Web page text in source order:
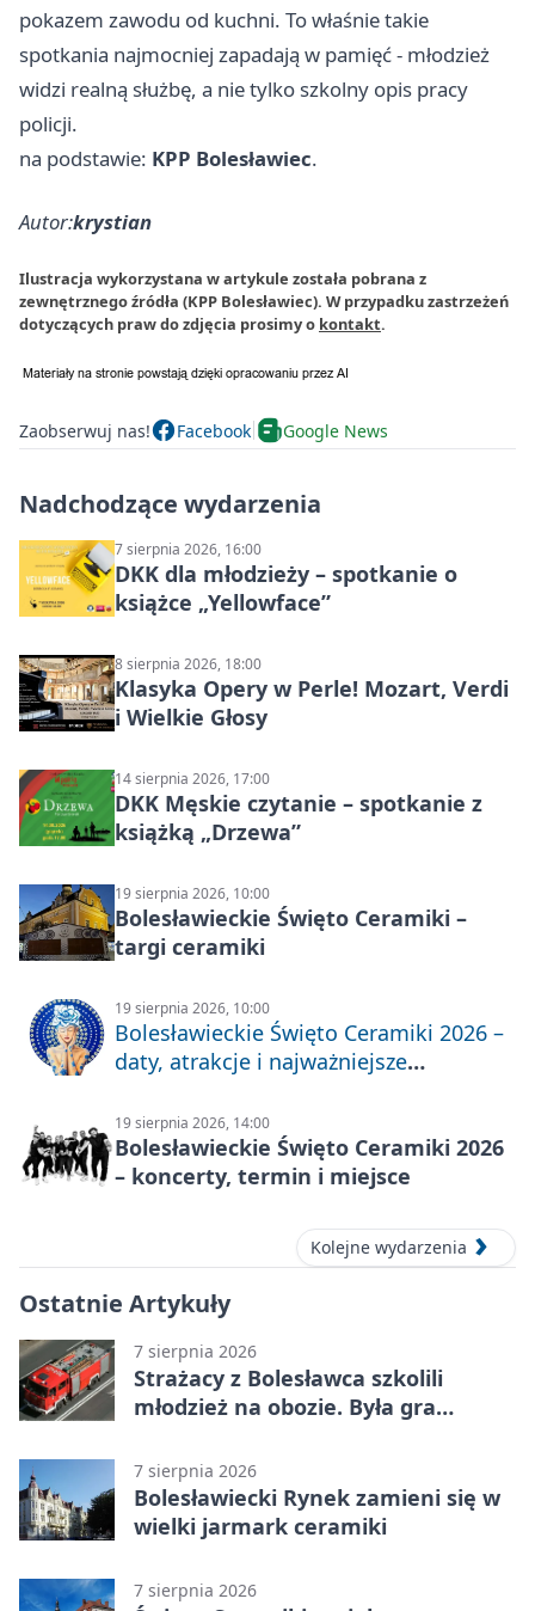
pokazem zawodu od kuchni. To właśnie takie
spotkania najmocniej zapadają w pamięć - młodzież
widzi realną służbę, a nie tylko szkolny opis pracy
policji.
na podstawie: KPP Bolesławiec.
Autor:krystian
Ilustracja wykorzystana w artykule została pobrana z
zewnętrznego źródła (KPP Bolesławiec). W przypadku zastrzeżeń
dotyczących praw do zdjęcia prosimy o kontakt.
Zaobserwuj nas! Facebook Google News
Nadchodzące wydarzenia
7 sierpnia 2026, 16:00
DKK dla młodzieży – spotkanie o
książce „Yellowface”
8 sierpnia 2026, 18:00
Klasyka Opery w Perle! Mozart, Verdi
i Wielkie Głosy
14 sierpnia 2026, 17:00
DKK Męskie czytanie – spotkanie z
książką „Drzewa”
19 sierpnia 2026, 10:00
Bolesławieckie Święto Ceramiki –
targi ceramiki
19 sierpnia 2026, 10:00
Bolesławieckie Święto Ceramiki 2026 –
daty, atrakcje i najważniejsze
19 sierpnia 2026, 14:00
Bolesławieckie Święto Ceramiki 2026
– koncerty, termin i miejsce
Kolejne wydarzenia
Ostatnie Artykuły
7 sierpnia 2026
Strażacy z Bolesławca szkolili
młodzież na obozie. Była gra
7 sierpnia 2026
Bolesławiecki Rynek zamieni się w
wielki jarmark ceramiki
7 sierpnia 2026